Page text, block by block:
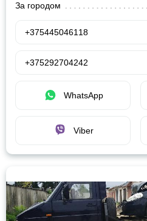
За городом
+375445046118
+375292704242
WhatsApp
Viber